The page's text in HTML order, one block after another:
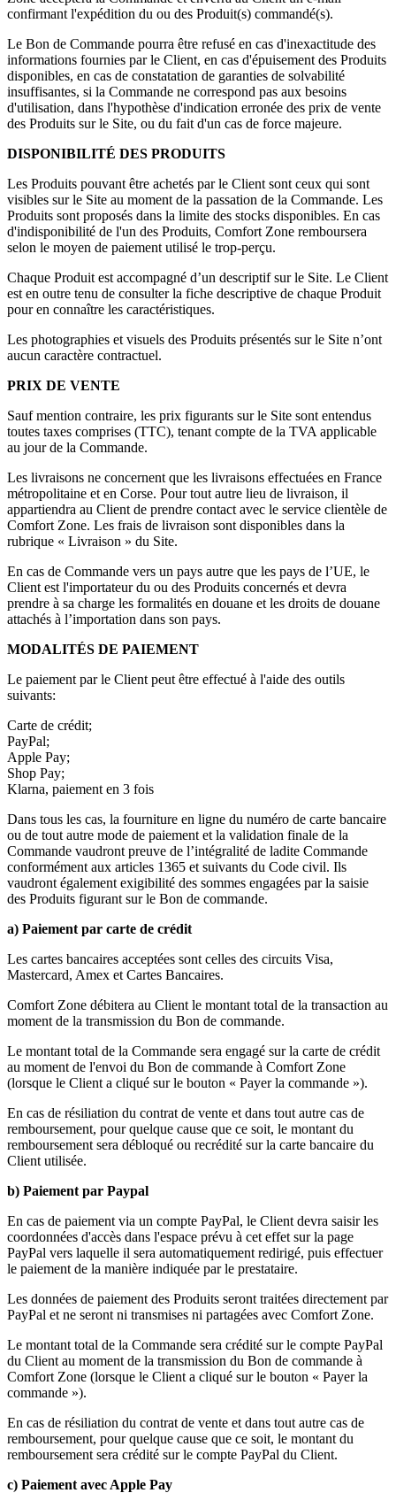
confirmant l'expédition du ou des Produit(s) commandé(s).
Le Bon de Commande pourra être refusé en cas d'inexactitude des
informations fournies par le Client, en cas d'épuisement des Produits
disponibles, en cas de constatation de garanties de solvabilité
insuffisantes, si la Commande ne correspond pas aux besoins
d'utilisation, dans l'hypothèse d'indication erronée des prix de vente
des Produits sur le Site, ou du fait d'un cas de force majeure.
DISPONIBILITÉ DES PRODUITS
Les Produits pouvant être achetés par le Client sont ceux qui sont
visibles sur le Site au moment de la passation de la Commande. Les
Produits sont proposés dans la limite des stocks disponibles. En cas
d'indisponibilité de l'un des Produits, Comfort Zone remboursera
selon le moyen de paiement utilisé le trop-perçu.
Chaque Produit est accompagné d’un descriptif sur le Site. Le Client
est en outre tenu de consulter la fiche descriptive de chaque Produit
pour en connaître les caractéristiques.
Les photographies et visuels des Produits présentés sur le Site n’ont
aucun caractère contractuel.
PRIX DE VENTE
Sauf mention contraire, les prix figurants sur le Site sont entendus
toutes taxes comprises (TTC), tenant compte de la TVA applicable
au jour de la Commande.
Les livraisons ne concernent que les livraisons effectuées en France
métropolitaine et en Corse. Pour tout autre lieu de livraison, il
appartiendra au Client de prendre contact avec le service clientèle de
Comfort Zone. Les frais de livraison sont disponibles dans la
rubrique « Livraison » du Site.
En cas de Commande vers un pays autre que les pays de l’UE, le
Client est l'importateur du ou des Produits concernés et devra
prendre à sa charge les formalités en douane et les droits de douane
attachés à l’importation dans son pays.
MODALITÉS DE PAIEMENT
Le paiement par le Client peut être effectué à l'aide des outils
suivants:
Carte de crédit;
PayPal;
Apple Pay;
Shop Pay;
Klarna, paiement en 3 fois
Dans tous les cas, la fourniture en ligne du numéro de carte bancaire
ou de tout autre mode de paiement et la validation finale de la
Commande vaudront preuve de l’intégralité de ladite Commande
conformément aux articles 1365 et suivants du Code civil. Ils
vaudront également exigibilité des sommes engagées par la saisie
des Produits figurant sur le Bon de commande.
a) Paiement par carte de crédit
Les cartes bancaires acceptées sont celles des circuits Visa,
Mastercard, Amex et Cartes Bancaires.
Comfort Zone débitera au Client le montant total de la transaction au
moment de la transmission du Bon de commande.
Le montant total de la Commande sera engagé sur la carte de crédit
au moment de l'envoi du Bon de commande à Comfort Zone
(lorsque le Client a cliqué sur le bouton « Payer la commande »).
En cas de résiliation du contrat de vente et dans tout autre cas de
remboursement, pour quelque cause que ce soit, le montant du
remboursement sera débloqué ou recrédité sur la carte bancaire du
Client utilisée.
b) Paiement par Paypal
En cas de paiement via un compte PayPal, le Client devra saisir les
coordonnées d'accès dans l'espace prévu à cet effet sur la page
PayPal vers laquelle il sera automatiquement redirigé, puis effectuer
le paiement de la manière indiquée par le prestataire.
Les données de paiement des Produits seront traitées directement par
PayPal et ne seront ni transmises ni partagées avec Comfort Zone.
Le montant total de la Commande sera crédité sur le compte PayPal
du Client au moment de la transmission du Bon de commande à
Comfort Zone (lorsque le Client a cliqué sur le bouton « Payer la
commande »).
En cas de résiliation du contrat de vente et dans tout autre cas de
remboursement, pour quelque cause que ce soit, le montant du
remboursement sera crédité sur le compte PayPal du Client.
c) Paiement avec Apple Pay